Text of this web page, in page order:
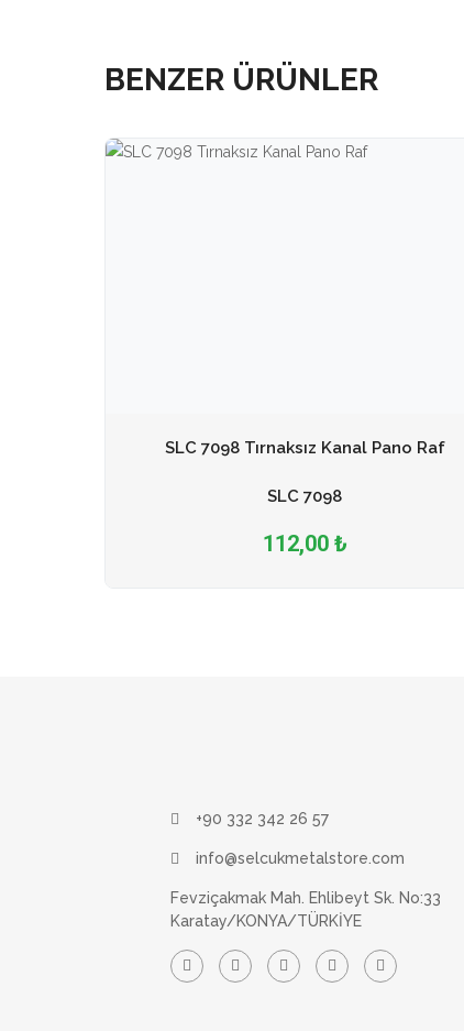
BENZER ÜRÜNLER
SLC 7098 Tırnaksız Kanal Pano Raf
SLC 7098
112,00 ₺
+90 332 342 26 57
info@selcukmetalstore.com
Fevziçakmak Mah. Ehlibeyt Sk. No:33
Karatay/KONYA/TÜRKİYE